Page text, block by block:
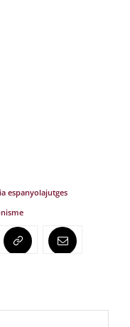
espanyolajutges